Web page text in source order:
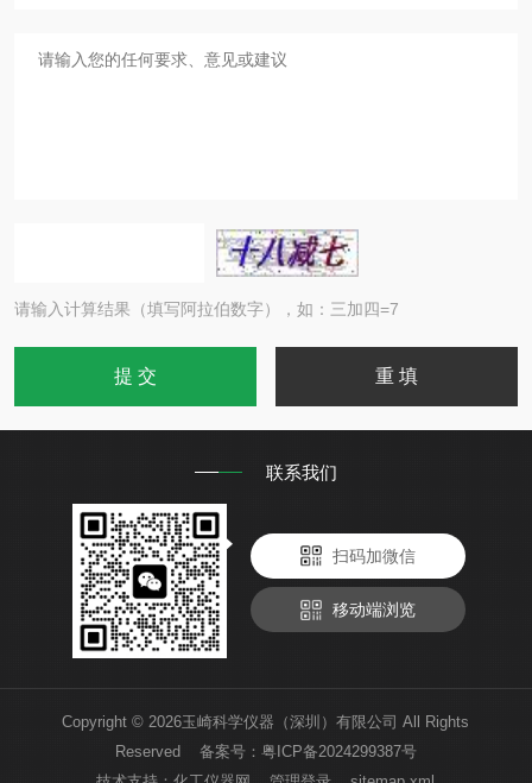
请输入计算结果（填写阿拉伯数字），如：三加四=7
联系我们
扫码加微信
移动端浏览
Copyright © 2026玉崎科学仪器（深圳）有限公司 All Rights
Reserved 备案号： 粤ICP备2024299387号